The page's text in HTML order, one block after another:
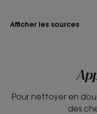
22 jours, % de satisfaction.
**Selon la norme OCDE 301B.
Afficher les sources
Pour nettoyer en
des